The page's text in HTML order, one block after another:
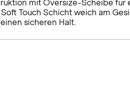
mit Oversize-Scheibe
Touch Schicht weich am
sicheren Halt.